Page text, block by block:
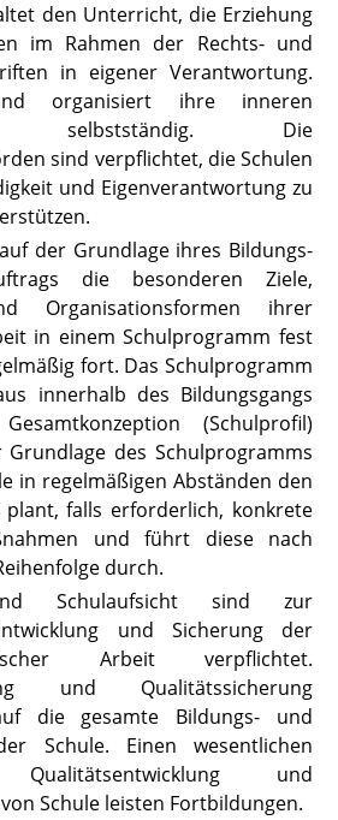
den Unterricht, die Erziehung
im Rahmen der Rechts- und
in eigener Verantwortung.
organisiert ihre inneren
selbstständig. Die
sind verpflichtet, die Schulen
und Eigenverantwortung zu
der Grundlage ihres Bildungs-
trags die besonderen Ziele,
Organisationsformen ihrer
in einem Schulprogramm fest
fort. Das Schulprogramm
innerhalb des Bildungsgangs
(Schulprofil)
Grundlage des Schulprogramms
in regelmäßigen Abständen den
falls erforderlich, konkrete
und führt diese nach
durch.
Schulaufsicht sind zur
und Sicherung der
Arbeit verpflichtet.
und Qualitätssicherung
die gesamte Bildungs- und
Schule. Einen wesentlichen
und
Schule leisten Fortbildungen.